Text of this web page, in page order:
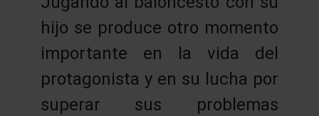
hijo se produce otro momento
importante en la vida del
protagonista y en su lucha por
superar sus problemas